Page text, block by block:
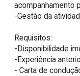
acompanhamento
-Gestão da
Requisitos:
-Disponibilidade
-Experiência
- Carta de